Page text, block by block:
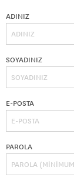
ADINIZ
SOYADINIZ
E-POSTA
PAROLA